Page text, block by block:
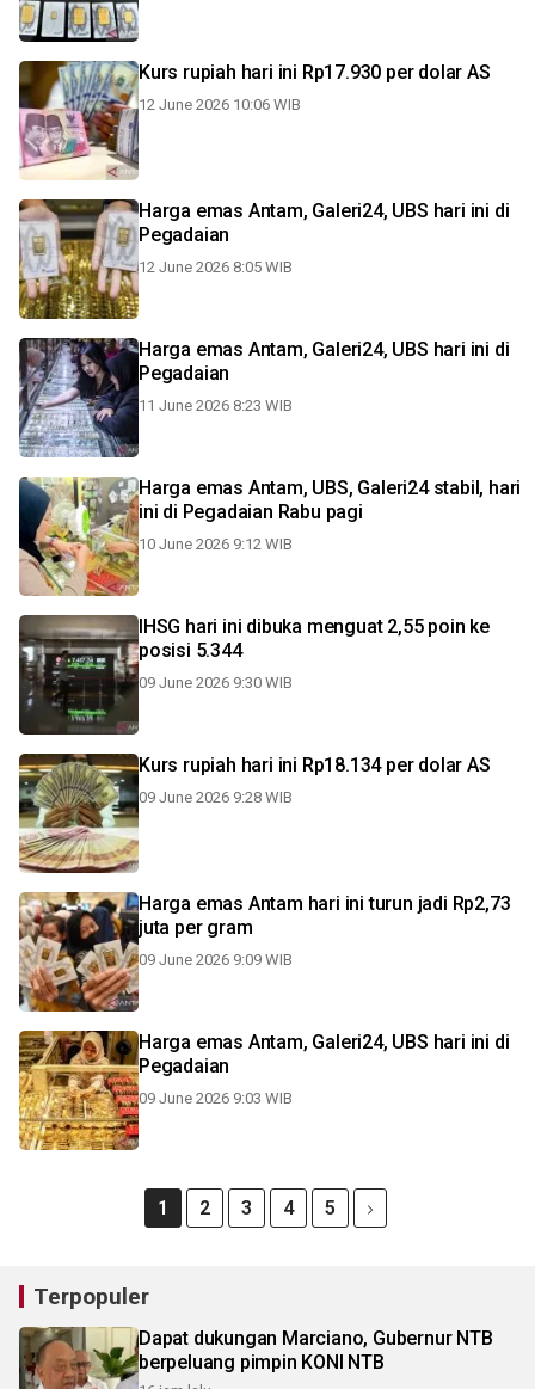
Kurs rupiah hari ini Rp17.930 per dolar AS
12 June 2026 10:06 WIB
Harga emas Antam, Galeri24, UBS hari ini di
Pegadaian
12 June 2026 8:05 WIB
Harga emas Antam, Galeri24, UBS hari ini di
Pegadaian
11 June 2026 8:23 WIB
Harga emas Antam, UBS, Galeri24 stabil, hari
ini di Pegadaian Rabu pagi
10 June 2026 9:12 WIB
IHSG hari ini dibuka menguat 2,55 poin ke
posisi 5.344
09 June 2026 9:30 WIB
Kurs rupiah hari ini Rp18.134 per dolar AS
09 June 2026 9:28 WIB
Harga emas Antam hari ini turun jadi Rp2,73
juta per gram
09 June 2026 9:09 WIB
Harga emas Antam, Galeri24, UBS hari ini di
Pegadaian
09 June 2026 9:03 WIB
1 2 3 4 5
Terpopuler
Dapat dukungan Marciano, Gubernur NTB
berpeluang pimpin KONI NTB